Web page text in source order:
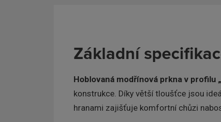
Základní
Hoblovaná modřínová prkna v profilu
konstrukce. Díky větší tloušťce jsou
hranami zajišťuje komfortní chůzi